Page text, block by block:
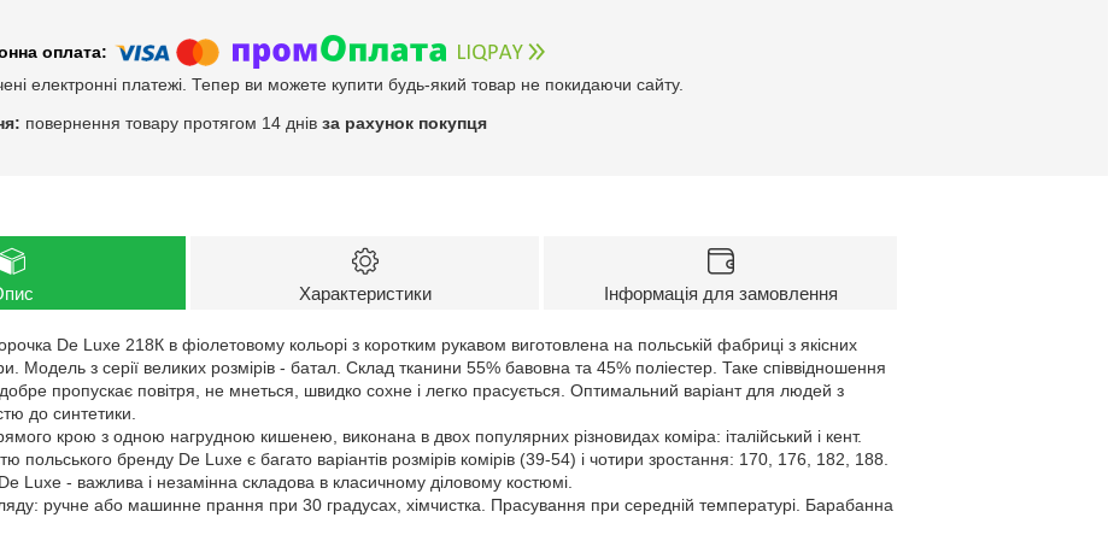
електронні платежі. Тепер ви можете купити будь-який товар не покидаючи сайту.
повернення товару протягом 14 днів за рахунок покупця
Характеристики Інформація для замовлення
De Luxe 218К в фіолетовому кольорі з коротким рукавом виготовлена на польській фабриці з якісних
Модель з серії великих розмірів - батал. Склад тканини 55% бавовна та 45% поліестер. Таке співвідношення
пропускає повітря, не мнеться, швидко сохне і легко прасується. Оптимальний варіант для людей з
до синтетики.
крою з одною нагрудною кишенею, виконана в двох популярних різновидах коміра: італійський і кент.
польського бренду De Luxe є багато варіантів розмірів комірів (39-54) і чотири зростання: 170, 176, 182, 188.
Luxe - важлива і незамінна складова в класичному діловому костюмі.
ручне або машинне прання при 30 градусах, хімчистка. Прасування при середній температурі. Барабанна